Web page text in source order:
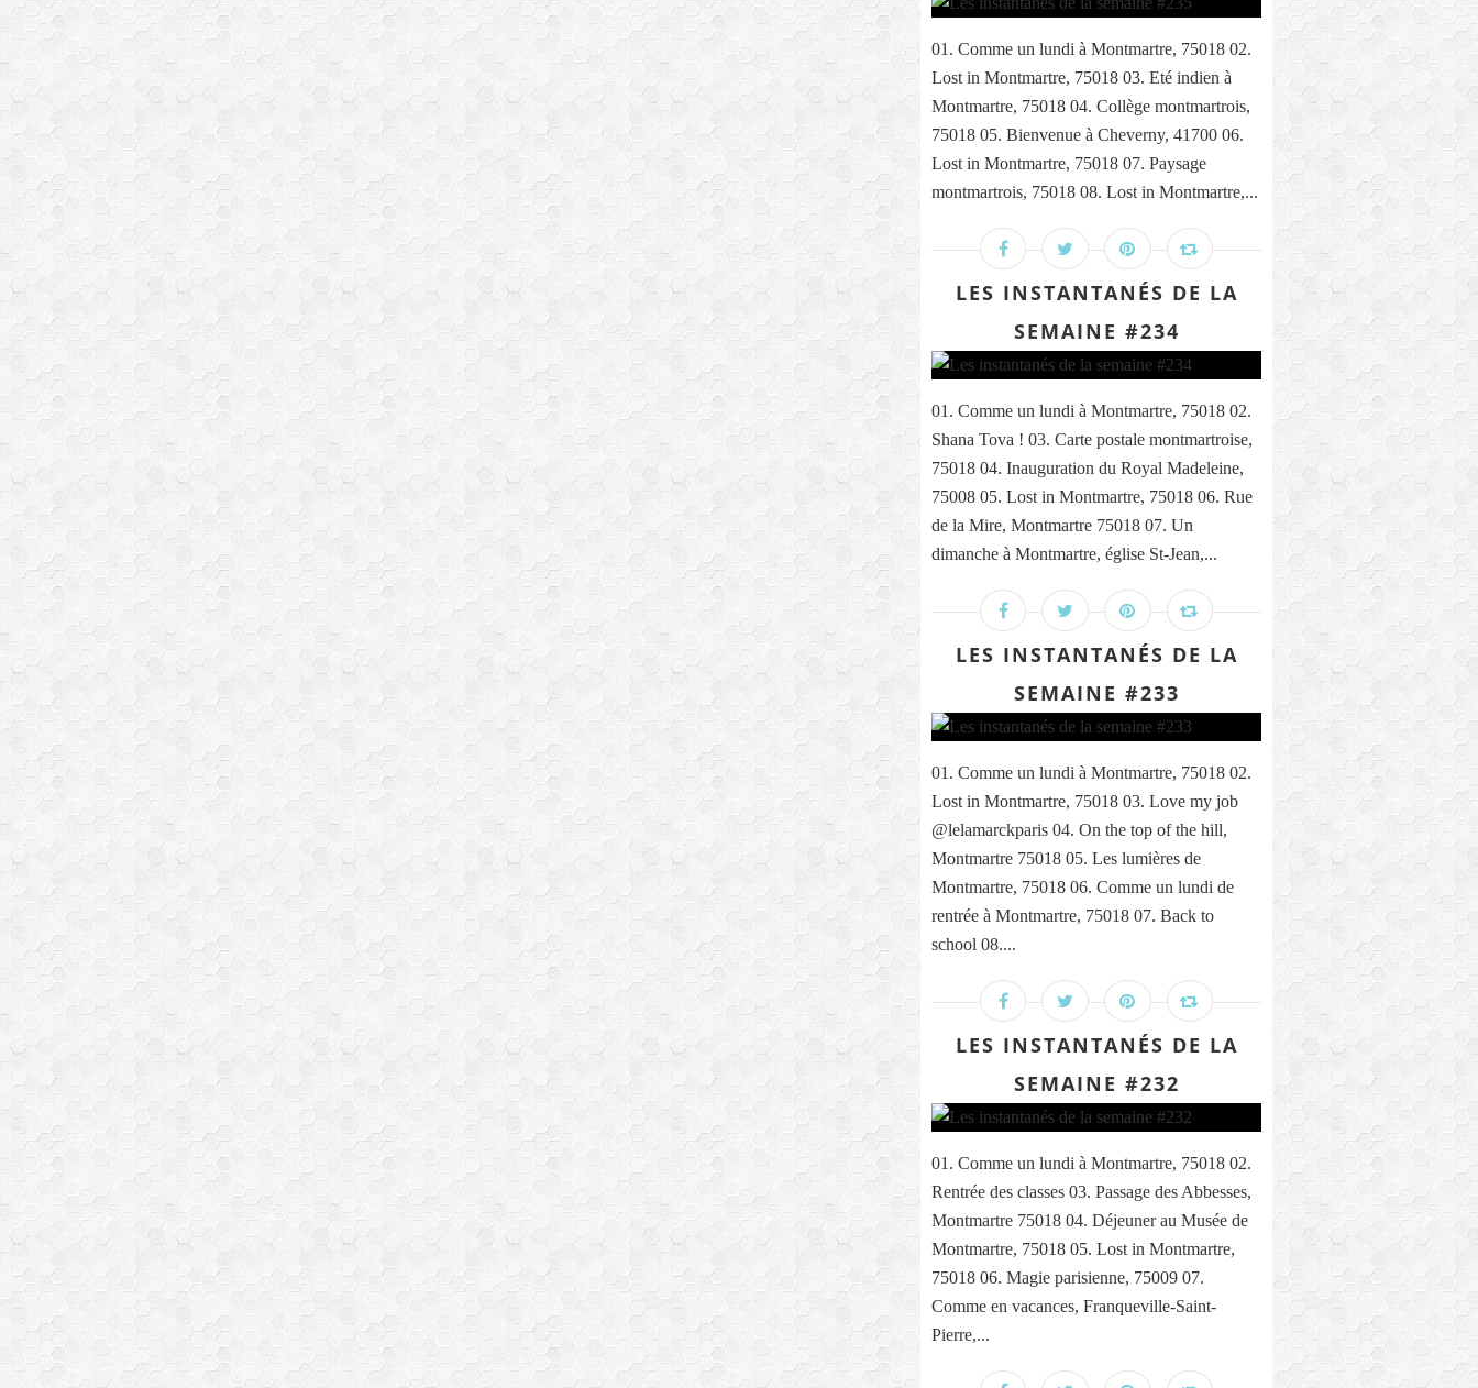
01. Comme un lundi à Montmartre, 75018 02.
Lost in Montmartre, 75018 03. Eté indien à
Montmartre, 75018 04. Collège montmartrois,
75018 05. Bienvenue à Cheverny, 41700 06.
Lost in Montmartre, 75018 07. Paysage
montmartrois, 75018 08. Lost in Montmartre,...
LES INSTANTANÉS DE LA
SEMAINE #234
01. Comme un lundi à Montmartre, 75018 02.
Shana Tova ! 03. Carte postale montmartroise,
75018 04. Inauguration du Royal Madeleine,
75008 05. Lost in Montmartre, 75018 06. Rue
de la Mire, Montmartre 75018 07. Un
dimanche à Montmartre, église St-Jean,...
LES INSTANTANÉS DE LA
SEMAINE #233
01. Comme un lundi à Montmartre, 75018 02.
Lost in Montmartre, 75018 03. Love my job
@lelamarckparis 04. On the top of the hill,
Montmartre 75018 05. Les lumières de
Montmartre, 75018 06. Comme un lundi de
rentrée à Montmartre, 75018 07. Back to
school 08....
LES INSTANTANÉS DE LA
SEMAINE #232
01. Comme un lundi à Montmartre, 75018 02.
Rentrée des classes 03. Passage des Abbesses,
Montmartre 75018 04. Déjeuner au Musée de
Montmartre, 75018 05. Lost in Montmartre,
75018 06. Magie parisienne, 75009 07.
Comme en vacances, Franqueville-Saint-
Pierre,...